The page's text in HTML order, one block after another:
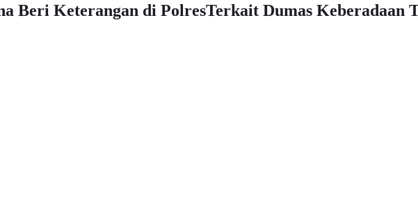
Beri Keterangan di PolresTerkait Dumas Keberadaan